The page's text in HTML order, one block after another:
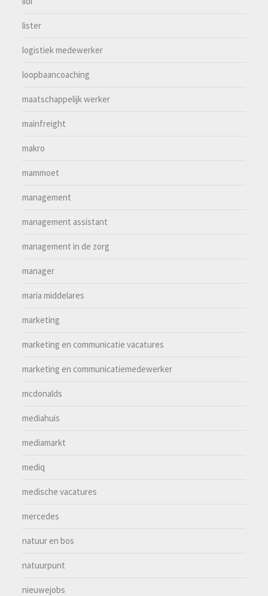
lister
logistiek medewerker
loopbaancoaching
maatschappelijk werker
mainfreight
makro
mammoet
management
management assistant
management in de zorg
manager
maria middelares
marketing
marketing en communicatie vacatures
marketing en communicatiemedewerker
mcdonalds
mediahuis
mediamarkt
mediq
medische vacatures
mercedes
natuur en bos
natuurpunt
nieuwejobs